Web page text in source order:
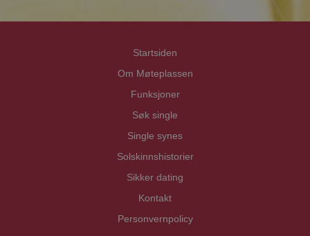
Startsiden
Om Møteplassen
Funksjoner
Søk single
Single synes
Solskinnshistorier
Sikker dating
Kontakt
Personvernpolicy